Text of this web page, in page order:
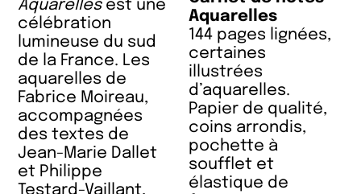
Aquarellesest une
célébration
lumineuse du sud
de la France. Les
aquarelles de
Fabrice Moireau,
accompagnées
des textes de
Jean-Marie Dallet
et Philippe
Testard-Vaillant,
Aquarelles
144 pages lignées,
certaines
illustrées
d’aquarelles.
Papier de qualité,
coins arrondis,
pochette à
soufflet et
élastique de